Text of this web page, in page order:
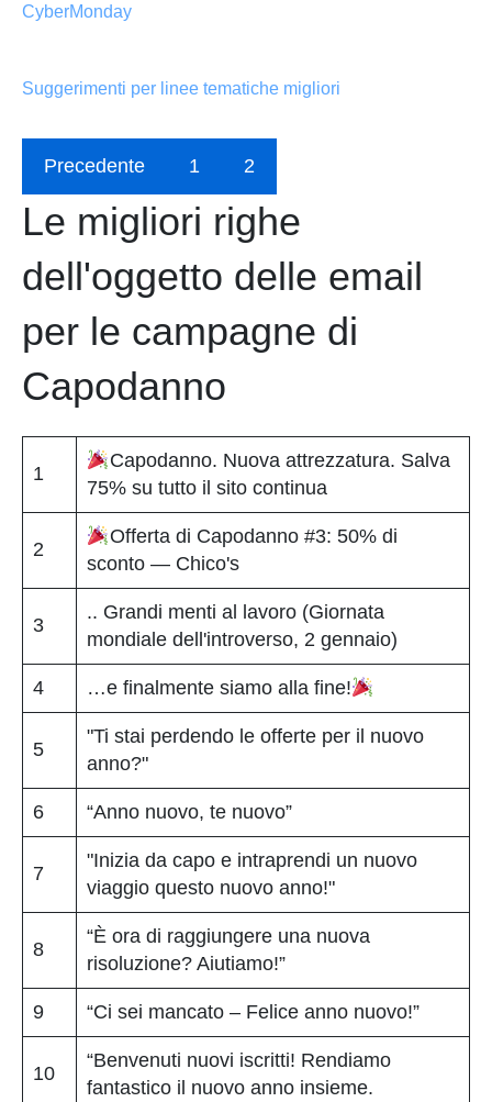
CyberMonday
Suggerimenti per linee tematiche migliori
Precedente 1 2
Le migliori righe
dell'oggetto delle email
per le campagne di
Capodanno
1
Capodanno. Nuova attrezzatura. Salva
75% su tutto il sito continua
2
Offerta di Capodanno #3: 50% di
sconto — Chico's
3
.. Grandi menti al lavoro (Giornata
mondiale dell'introverso, 2 gennaio)
4 …e finalmente siamo alla fine!
5
"Ti stai perdendo le offerte per il nuovo
anno?"
6 “Anno nuovo, te nuovo”
7
"Inizia da capo e intraprendi un nuovo
viaggio questo nuovo anno!"
8
“È ora di raggiungere una nuova
risoluzione? Aiutiamo!”
9 “Ci sei mancato – Felice anno nuovo!”
10
“Benvenuti nuovi iscritti! Rendiamo
fantastico il nuovo anno insieme.